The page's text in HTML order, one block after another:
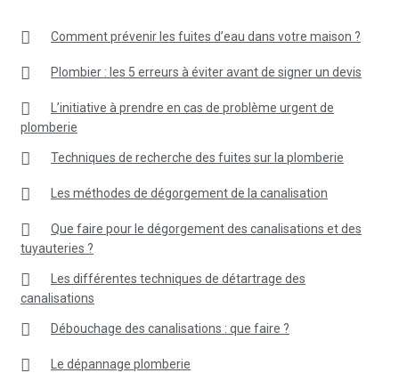
Comment prévenir les fuites d’eau dans votre maison ?
Plombier : les 5 erreurs à éviter avant de signer un devis
L’initiative à prendre en cas de problème urgent de
plomberie
Techniques de recherche des fuites sur la plomberie
Les méthodes de dégorgement de la canalisation
Que faire pour le dégorgement des canalisations et des
tuyauteries ?
Les différentes techniques de détartrage des
canalisations
Débouchage des canalisations : que faire ?
Le dépannage plomberie